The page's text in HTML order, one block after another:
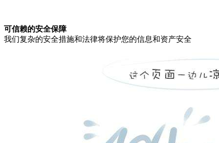
可信赖的安全保障
我们复杂的安全措施和法律将保护您的信息和资产安全